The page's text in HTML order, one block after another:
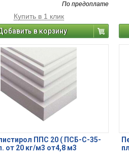
По предоплате
Купить в 1 клик
в корзину
ППС 20 ( ПСБ-С-35-
от 20 кг/м3 от4,8 м3